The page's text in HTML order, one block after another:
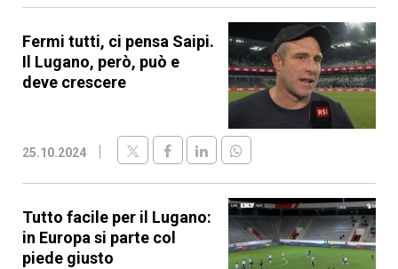
Fermi tutti, ci pensa Saipi.
Il Lugano, però, può e
deve crescere
25.10.2024
Tutto facile per il Lugano:
in Europa si parte col
piede giusto